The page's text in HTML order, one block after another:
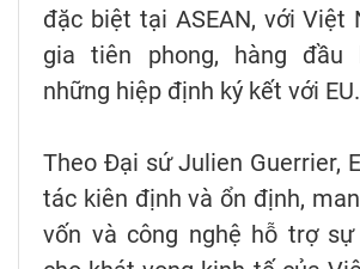
đặc biệt tại ASEAN, với Việt
gia tiên phong, hàng đầu
những hiệp định ký kết với EU.
Theo Đại sứ Julien Guerrier,
tác kiên định và ổn định,
vốn và công nghệ hỗ trợ